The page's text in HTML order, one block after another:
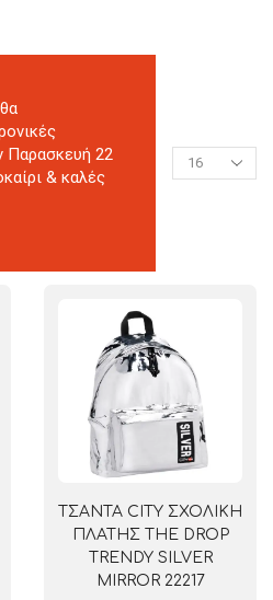
Παρασκευή 22
& καλές
ΤΣΑΝΤΑ CITY ΣΧΟΛΙΚΗ
ΠΛΑΤΗΣ THE DROP
TRENDY SILVER
MIRROR 22217